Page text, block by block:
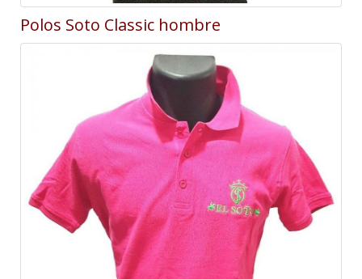
Polos Soto Classic hombre